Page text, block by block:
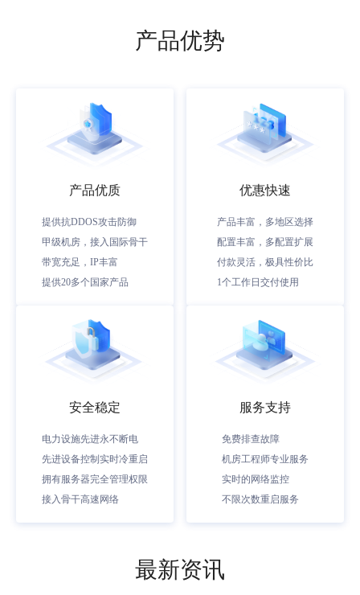
产品优势
产品优质
提供抗DDOS攻击防御
甲级机房，接入国际骨干
带宽充足，IP丰富
提供20多个国家产品
优惠快速
产品丰富，多地区选择
配置丰富，多配置扩展
付款灵活，极具性价比
1个工作日交付使用
安全稳定
电力设施先进永不断电
先进设备控制实时冷重启
拥有服务器完全管理权限
接入骨干高速网络
服务支持
免费排查故障
机房工程师专业服务
实时的网络监控
不限次数重启服务
最新资讯